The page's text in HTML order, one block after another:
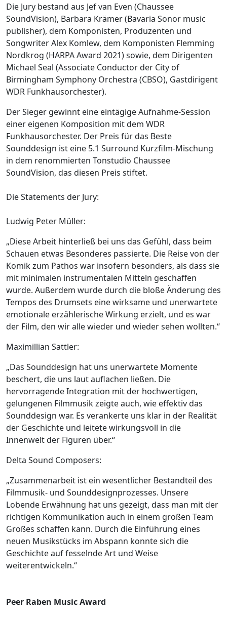
Die Jury bestand aus Jef van Even (Chaussee
SoundVision), Barbara Krämer (Bavaria Sonor music
publisher), dem Komponisten, Produzenten und
Songwriter Alex Komlew, dem Komponisten Flemming
Nordkrog (HARPA Award 2021) sowie, dem Dirigenten
Michael Seal (Associate Conductor der City of
Birmingham Symphony Orchestra (CBSO), Gastdirigent
WDR Funkhausorchester).
Der Sieger gewinnt eine eintägige Aufnahme-Session
einer eigenen Komposition mit dem WDR
Funkhausorchester. Der Preis für das Beste
Sounddesign ist eine 5.1 Surround Kurzfilm-Mischung
in dem renommierten Tonstudio Chaussee
SoundVision, das diesen Preis stiftet.
Die Statements der Jury:
Ludwig Peter Müller:
„Diese Arbeit hinterließ bei uns das Gefühl, dass beim
Schauen etwas Besonderes passierte. Die Reise von der
Komik zum Pathos war insofern besonders, als dass sie
mit minimalen instrumentalen Mitteln geschaffen
wurde. Außerdem wurde durch die bloße Änderung des
Tempos des Drumsets eine wirksame und unerwartete
emotionale erzählerische Wirkung erzielt, und es war
der Film, den wir alle wieder und wieder sehen wollten.“
Maximillian Sattler:
„Das Sounddesign hat uns unerwartete Momente
beschert, die uns laut auflachen ließen. Die
hervorragende Integration mit der hochwertigen,
gelungenen Filmmusik zeigte auch, wie effektiv das
Sounddesign war. Es verankerte uns klar in der Realität
der Geschichte und leitete wirkungsvoll in die
Innenwelt der Figuren über.“
Delta Sound Composers:
„Zusammenarbeit ist ein wesentlicher Bestandteil des
Filmmusik- und Sounddesignprozesses. Unsere
Lobende Erwähnung hat uns gezeigt, dass man mit der
richtigen Kommunikation auch in einem großen Team
Großes schaffen kann. Durch die Einführung eines
neuen Musikstücks im Abspann konnte sich die
Geschichte auf fesselnde Art und Weise
weiterentwickeln.“
Peer Raben Music Award